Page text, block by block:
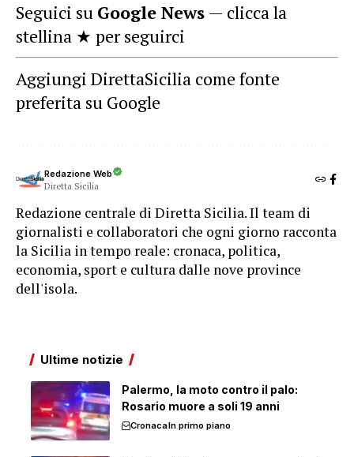
Seguici su Google News — clicca la
stellina ★ per seguirci
Aggiungi DirettaSicilia come fonte
preferita su Google
Redazione Web
Diretta Sicilia
Redazione centrale di Diretta Sicilia. Il team di
giornalisti e collaboratori che ogni giorno racconta
la Sicilia in tempo reale: cronaca, politica,
economia, sport e cultura dalle nove province
dell'isola.
Ultime notizie
Palermo, la moto contro il palo:
Rosario muore a soli 19 anni
CronacaIn primo piano